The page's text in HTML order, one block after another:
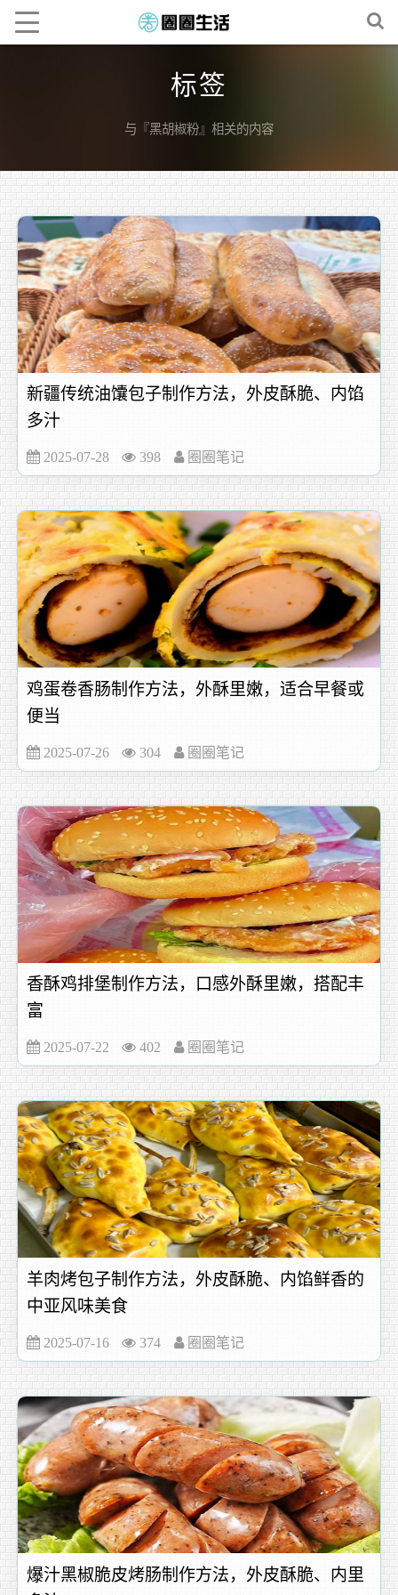
标签
与『黑胡椒粉』相关的内容
新疆传统油馕包子制作方法，外皮酥脆、内馅
多汁
2025-07-28 398 圈圈笔记
鸡蛋卷香肠制作方法，外酥里嫩，适合早餐或
便当
2025-07-26 304 圈圈笔记
香酥鸡排堡制作方法，口感外酥里嫩，搭配丰
富
2025-07-22 402 圈圈笔记
羊肉烤包子制作方法，外皮酥脆、内馅鲜香的
中亚风味美食
2025-07-16 374 圈圈笔记
爆汁黑椒脆皮烤肠制作方法，外皮酥脆、内里